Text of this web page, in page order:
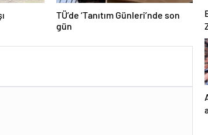
TÜ’de ‘Tanıtım Günleri’nde son
gün